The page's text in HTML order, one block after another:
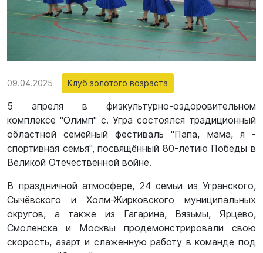
09.04.2025 Клуб золотого возраста
5 апреля в физкультурно-оздоровительном
комплексе "Олимп" с. Угра состоялся традиционный
областной семейный фестиваль "Папа, мама, я -
спортивная семья", посвящённый 80-летию Победы в
Великой Отечественной войне.
В праздничной атмосфере, 24 семьи из Угранского,
Сычёвского и Холм-Жирковского муниципальных
округов, а также из Гагарина, Вязьмы, Ярцево,
Смоленска и Москвы продемонстрировали свою
скорость, азарт и слаженную работу в команде под